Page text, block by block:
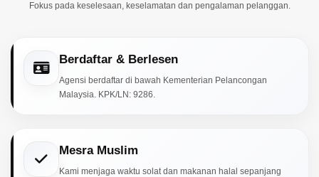
Fokus pada keselesaan, keselamatan dan pengalaman pelanggan.
Berdaftar & Berlesen
Agensi berdaftar di bawah Kementerian Pelancongan
Malaysia. KPK/LN: 9286.
Mesra Muslim
Kami menjaga waktu solat dan makanan halal sepanjang